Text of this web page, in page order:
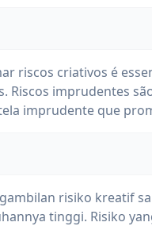
riscos criativos é
Riscos imprudentes
imprudente que
risiko kreatif
tinggi. Risiko